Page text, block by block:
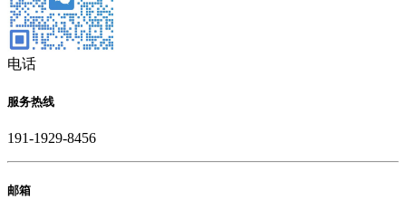
电话
服务热线
191-1929-8456
邮箱